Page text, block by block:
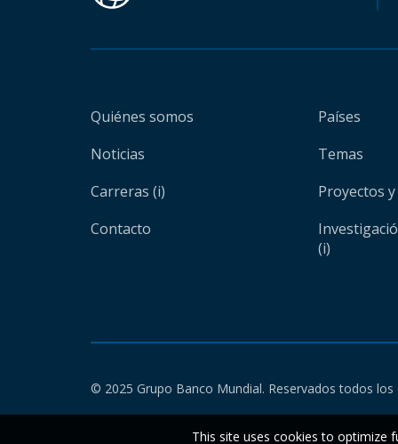
Quiénes somos
Noticias
Carreras (i)
Contacto
Países
Temas
Proyectos
(i)
© 2025 Grupo Banco Mundial. Reservados todos los
This site uses cookies to optimize